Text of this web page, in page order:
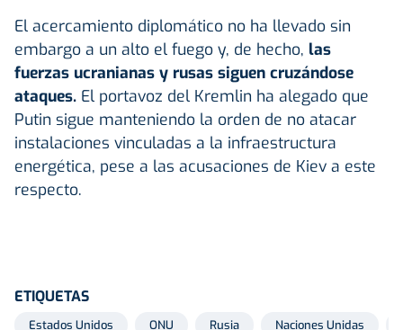
El acercamiento diplomático no ha llevado sin
embargo a un alto el fuego y, de hecho, las
fuerzas ucranianas y rusas siguen cruzándose
ataques. El portavoz del Kremlin ha alegado que
Putin sigue manteniendo la orden de no atacar
instalaciones vinculadas a la infraestructura
energética, pese a las acusaciones de Kiev a este
respecto.
ETIQUETAS
Estados Unidos ONU Rusia Naciones Unidas